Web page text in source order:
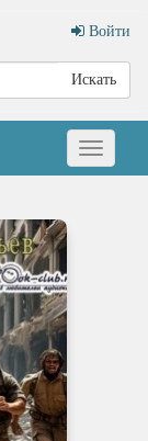
Войти
Искать
Меню